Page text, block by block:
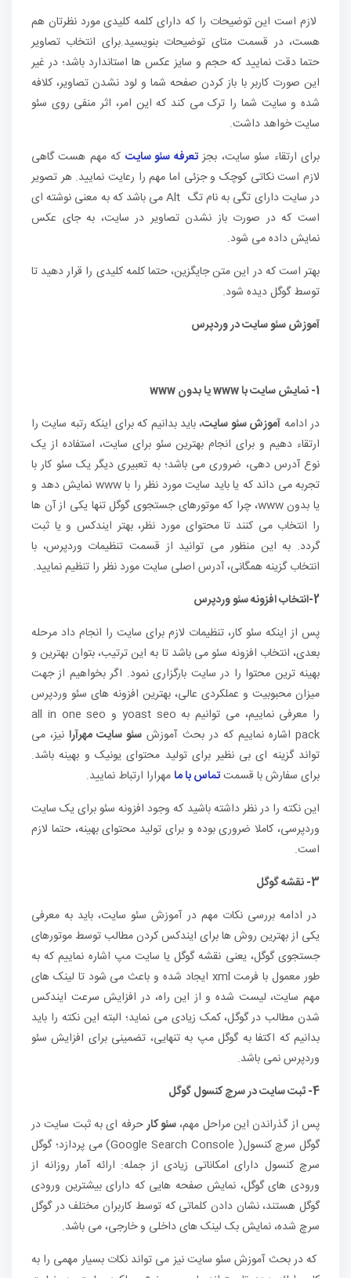
لازم است این توضیحات را که دارای کلمه کلیدی مورد نظرتان هم
هست، در قسمت متای توضیحات بنویسید.برای انتخاب تصاویر
حتما دقت نمایید که حجم و سایز عکس ها استاندارد باشد؛ در غیر
این صورت کاربر با باز کردن صفحه شما و لود نشدن تصاویر، کلافه
شده و سایت شما را ترک می کند که این امر، اثر منفی روی سئو
سایت خواهد داشت.
برای ارتقاء سئو سایت، بجزتعرفه سئو سایت که مهم هست گاهی
لازم است نکاتی کوچک و جزئی اما مهم را رعایت نمایید. هر تصویر
در سایت دارای تگی به نام تگ Alt می باشد که به معنی نوشته ای
است که در صورت باز نشدن تصاویر در سایت، به جای عکس
نمایش داده می شود.
بهتر است که در این متن جایگزین، حتما کلمه کلیدی را قرار دهید تا
توسط گوگل دیده شود.
آموزش سئو سایت در وردپرس
1- نمایش سایت با wwwیا بدونwww
در ادامه آموزش سئو سایت، باید بدانیم که برای اینکه رتبه سایت را
ارتقاء دهیم و برای انجام بهترین سئو برای سایت، استفاده از یک
نوع آدرس دهی، ضروری می باشد؛ به تعبیری دیگر یک سئو کار با
تجربه می داند که یا باید سایت مورد نظر را با www نمایش دهد و
یا بدون www، چرا که موتورهای جستجوی گوگل تنها یکی از آن ها
را انتخاب می کنند تا محتوای مورد نظر، بهتر ایندکس و یا ثبت
گردد. به این منظور می توانید از قسمت تنظیمات وردپرس، با
انتخاب گزینه همگانی، آدرس اصلی سایت مورد نظر را تنظیم نمایید.
2-انتخاب افزونه سئو وردپرس
پس از اینکه سئو کار، تنظیمات لازم برای سایت را انجام داد مرحله
بعدی، انتخاب افزونه سئو می باشد تا به این ترتیب، بتوان بهترین و
بهینه ترین محتوا را در سایت بارگزاری نمود. اگر بخواهیم از جهت
میزان محبوبیت و عملکردی عالی، بهترین افزونه های سئو وردپرس
را معرفی نماییم، می توانیم به yoast seo و all in one seo
pack اشاره نماییم که در بحث آموزش
سئو سایت مهرآرانیز، می
تواند گزینه ای بی نظیر برای تولید محتوای یونیک و بهینه باشد.
برای سفارش با قسمتتماس با ما مهرارا ارتباط نمایید.
این نکته را در نظر داشته باشید که وجود افزونه سئو برای یک سایت
وردپرسی، کاملا ضروری بوده و برای تولید محتوای بهینه، حتما لازم
است.
3- نقشه گوگل
در ادامه بررسی نکات مهم در آموزش سئو سایت، باید به معرفی
یکی از بهترین روش ها برای ایندکس کردن مطالب توسط موتورهای
جستجوی گوگل، یعنی نقشه گوگل یا سایت مپ اشاره نماییم که به
طور معمول با فرمت xml ایجاد شده و باعث می شود تا لینک های
مهم سایت، لیست شده و از این راه، در افزایش سرعت ایندکس
شدن مطالب در گوگل، کمک زیادی می نماید؛ البته این نکته را باید
بدانیم که اکتفا به گوگل مپ به تنهایی، تضمینی برای افزایش سئو
وردپرس نمی باشد.
4- ثبت سایت در سرچ کنسول گوگل
پس از گذراندن این مراحل مهم،سئو کارحرفه ای به ثبت سایت در
گوگل سرچ کنسول( Google Search Console) می پردازد؛ گوگل
سرچ کنسول دارای امکاناتی زیادی از جمله: ارائه آمار روزانه از
ورودی های گوگل، نمایش صفحه هایی که دارای بیشترین ورودی
گوگل هستند، نشان دادن کلماتی که توسط کاربران مختلف در گوگل
سرچ شده، نمایش بک لینک های داخلی و خارجی، می باشد.
که در بحث آموزش سئو سایت نیز می تواند نکات بسیار مهمی را به